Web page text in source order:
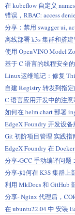
在 kubeflow 自定义
错误，RBAC: access
分享：禁用 swagger ui,
离线部署 k3s 集群和搭
使用 OpenVINO Model
基于 C 语言的线程安全
Linux运维笔记：修复
自建 Registry 转发到指
C 语言应用开发中的注意
如何在 helm chart 部署
EdgeX Foundry 开发设
Git 初阶项目管理 实践指
EdgeX Foundry 在
分享-GCC 手动编译问题
分享-如何在 K3S 集群上
利用 MkDocs 和 GitHub
分享- Nginx 代理后，
在 ubuntu22.04 中 安装